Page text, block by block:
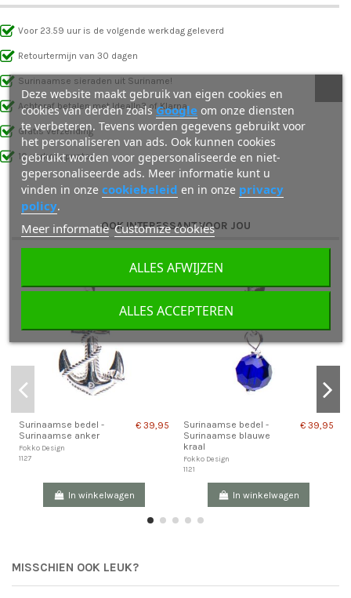
Voor 23.59 uur is de volgende werkdag geleverd
Retourtermijn van 30 dagen
Surinaamse sieraden uit Suriname!
Achteraf betalen met IdealIn3 of Klarna
Gratis verzending
10 verkooppunten
OOK INTERESSANT VOOR JOU
Surinaamse bedel -
Surinaamse anker
Fokko Design
1127
€ 39,95
In winkelwagen
Surinaamse bedel -
Surinaamse blauwe
kraal
Fokko Design
1121
€ 39,95
In winkelwagen
MISSCHIEN OOK LEUK?
Deze website maakt gebruik van eigen cookies en
cookies van derden zoalsGoogleom onze diensten
te verbeteren. Tevens worden gegevens gebruikt voor
het personaliseren van ads. Ook kunnen cookies
gebruikt worden voor gepersonaliseerde en niet-
gepersonaliseerde ads. Meer informatie kunt u
vinden in onze cookiebeleid en in onze privacy
policy.
Meer informatie Customize cookies
ALLES AFWIJZEN
ALLES ACCEPTEREN